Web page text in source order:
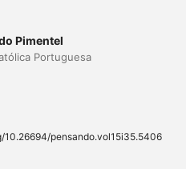
Pimentel
Portuguesa
10.26694/pensando.vol15i35.5406